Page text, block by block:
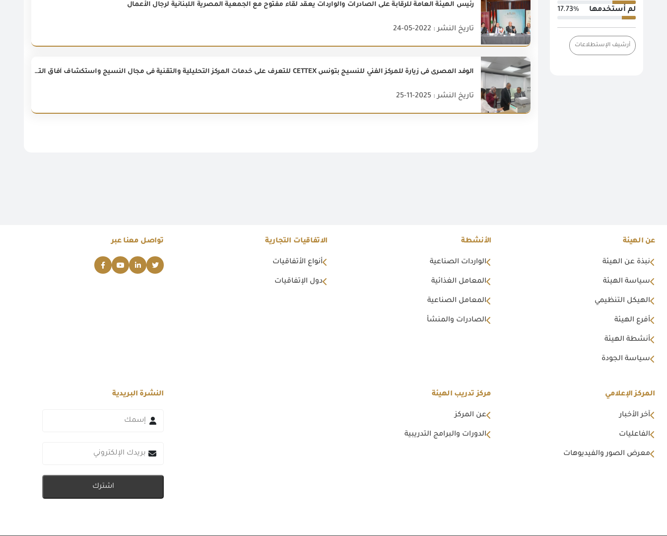
لم أستخدمها
17.73%
أرشيف الإستطلاعات
رئيس الهيئة العامة للرقابة على الصادرات والواردات يعقد لقاء مفتوح مع الجمعية المصرية اللبنانية لرجال الأعمال
تاريخ النشر : 2022-05-24
الوفد المصرى فى زيارة للمركز الفني للنسيج بتونس CETTEX للتعرف على خدمات المركز التحليلية والتقنية فى مجال النسيج واستكشاف آفاق التعاون المستقبلي بين تونس ومصر.
تاريخ النشر : 2025-11-25
عن الهيئة
نبذة عن الهيئة
سياسة الهيئة
الهيكل التنظيمي
أفرع الهيئة
أنشطة الهيئة
سياسة الجودة
الأنشطة
الواردات الصناعية
المعامل الغذائية
المعامل الصناعية
الصادرات والمنشأ
الاتفاقيات التجارية
أنواع الأتفاقيات
دول الإتفاقيات
تواصل معنا عبر
المركز الإعلامي
آخر الأخبار
الفاعليات
معرض الصور والفيديوهات
مركز تدريب الهيئة
عن المركز
الدورات والبرامج التدريبية
النشرة البريدية
اشترك